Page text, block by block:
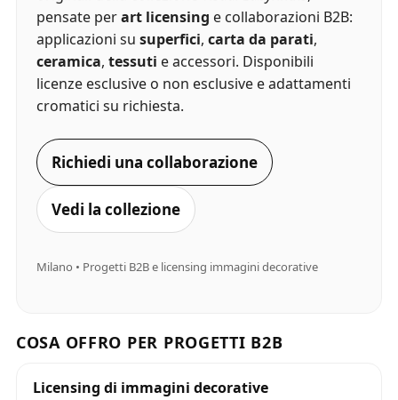
pensate perart licensing e collaborazioni B2B:
applicazioni su superfici, carta da parati,
ceramica, tessuti e accessori. Disponibili
licenze esclusive o non esclusive e adattamenti
cromatici su richiesta.
Richiedi una collaborazione
Vedi la collezione
Milano • Progetti B2B e licensing immagini decorative
COSA OFFRO PER PROGETTI B2B
Licensing di immagini decorative